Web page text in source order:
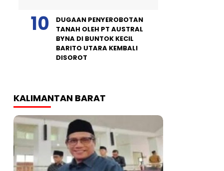
DUGAAN PENYEROBOTAN
TANAH OLEH PT AUSTRAL
BYNA DI BUNTOK KECIL
BARITO UTARA KEMBALI
DISOROT
KALIMANTAN BARAT